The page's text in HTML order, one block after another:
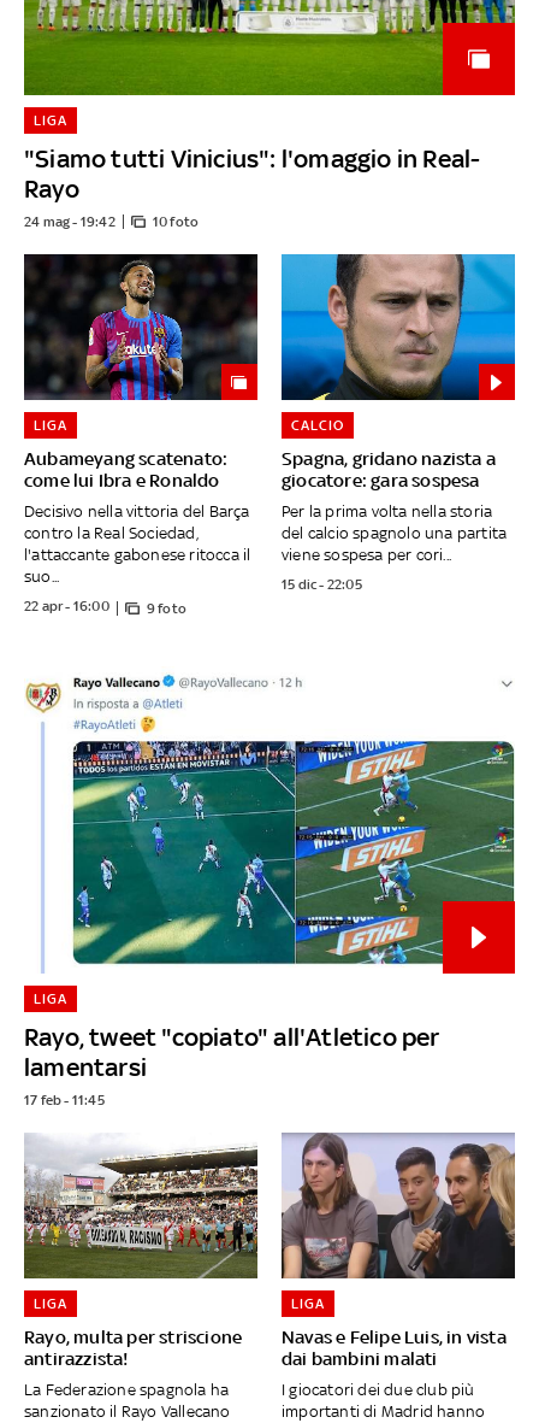
"Siamo tutti Vinicius": l'omaggio in Real-
Rayo
LIGA
24 mag - 19:42 10 foto
Aubameyang scatenato:
come lui Ibra e Ronaldo
LIGA
Decisivo nella vittoria del Barça
contro la Real Sociedad,
l'attaccante gabonese ritocca il
suo...
22 apr - 16:00 9 foto
Spagna, gridano nazista a
giocatore: gara sospesa
CALCIO
Per la prima volta nella storia
del calcio spagnolo una partita
viene sospesa per cori...
15 dic - 22:05
Rayo, tweet "copiato" all'Atletico per
lamentarsi
LIGA
17 feb - 11:45
Rayo, multa per striscione
antirazzista!
LIGA
La Federazione spagnola ha
sanzionato il Rayo Vallecano
Navas e Felipe Luis, in vista
dai bambini malati
LIGA
I giocatori dei due club più
importanti di Madrid hanno